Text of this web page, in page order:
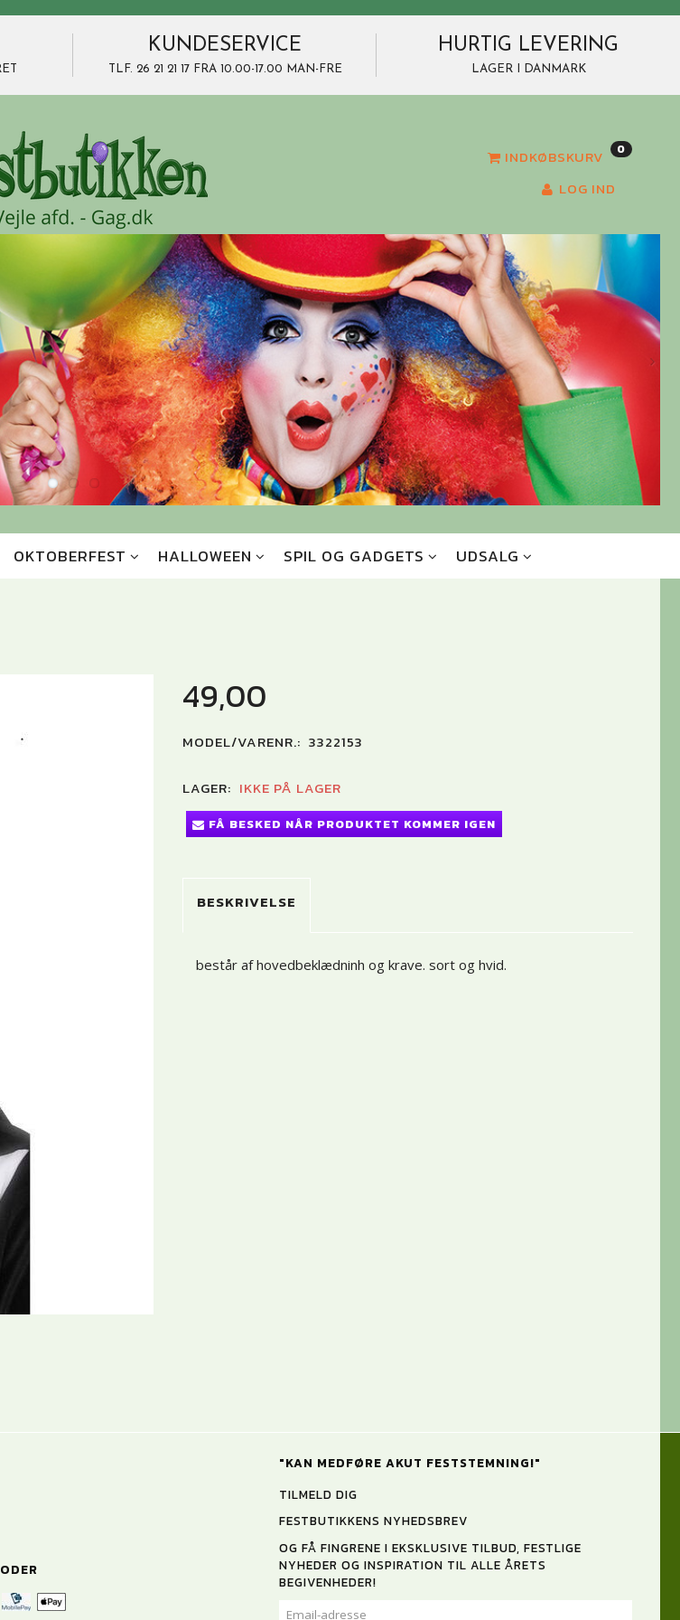
KUNDESERVICE
TLF. 26 21 21 17 FRA 10.00-17.00 MAN-FRE
HURTIG LEVERING
LAGER I DANMARK
INDKØBSKURV 0
LOG IND
OKTOBERFEST HALLOWEEN SPIL OG GADGETS UDSALG
49,00
MODEL/VARENR.: 3322153
LAGER: IKKE PÅ LAGER
FÅ BESKED NÅR PRODUKTET KOMMER IGEN
BESKRIVELSE
består af hovedbeklædninh og krave. sort og hvid.
"KAN MEDFØRE AKUT FESTSTEMNING!"
TILMELD DIG
FESTBUTIKKENS NYHEDSBREV
OG FÅ FINGRENE I EKSKLUSIVE TILBUD, FESTLIGE
NYHEDER OG INSPIRATION TIL ALLE ÅRETS
BEGIVENHEDER!
EMAIL-